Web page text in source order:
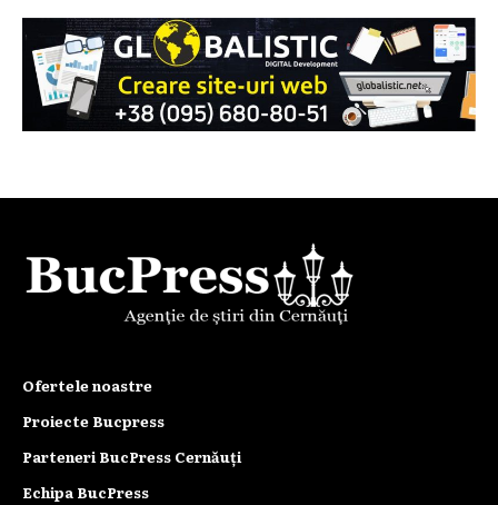
Ofertele noastre
Proiecte Bucpress
Parteneri BucPress Cernăuți
Echipa BucPress